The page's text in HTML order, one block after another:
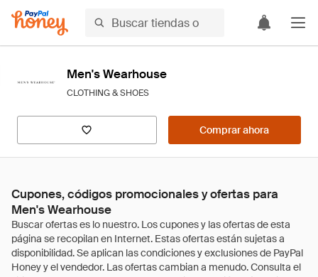
Men's Wearhouse
CLOTHING & SHOES
Comprar ahora
Cupones, códigos promocionales y ofertas para
Men's Wearhouse